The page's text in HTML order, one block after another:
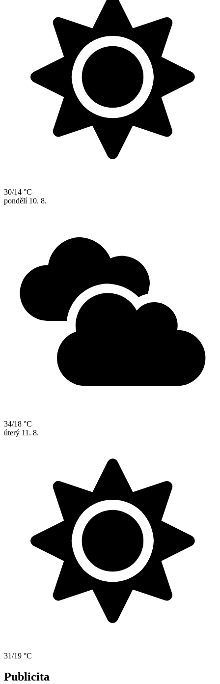
30/14 °C
pondělí 10. 8.
34/18 °C
úterý 11. 8.
31/19 °C
Publicita